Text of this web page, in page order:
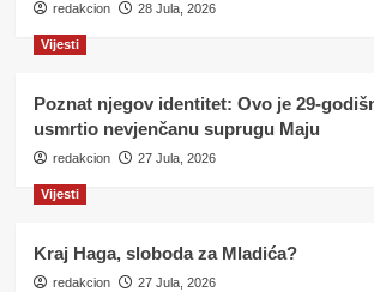
redakcion 28 Jula, 2026
Vijesti
Poznat njegov identitet: Ovo je 29-
usmrtio nevjenčanu suprugu Maju
redakcion 27 Jula, 2026
Vijesti
Kraj Haga, sloboda za Mladića?
redakcion 27 Jula, 2026